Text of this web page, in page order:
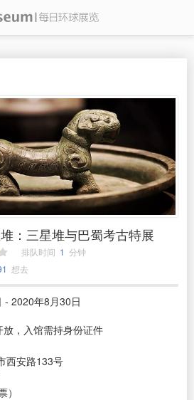
：三星堆与巴蜀考古特展
排队时间 1 分钟
想去
- 2020年8月30日
，入馆需持身份证件
西安路133号